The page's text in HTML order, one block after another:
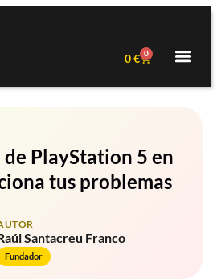
0€ 0
PlayStation 5 en
tus problemas
Santacreu Franco
Fundador